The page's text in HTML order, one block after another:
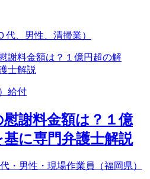
、男性、清掃業）
給付
謝料金額は？１億
基に専門弁護士解説
男性・現場作業員（福岡県）